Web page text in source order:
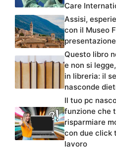
Care
Assisi,
con il Museo
presentazione
Questo libro
e non si
in libreria: il
nasconde
Il tuo pc
funzione che
risparmiare
con due click
lavoro